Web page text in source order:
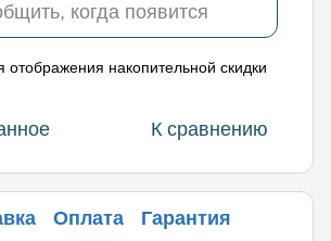
когда появится
отображения накопительной скидки
К сравнению
Оплата Гарантия